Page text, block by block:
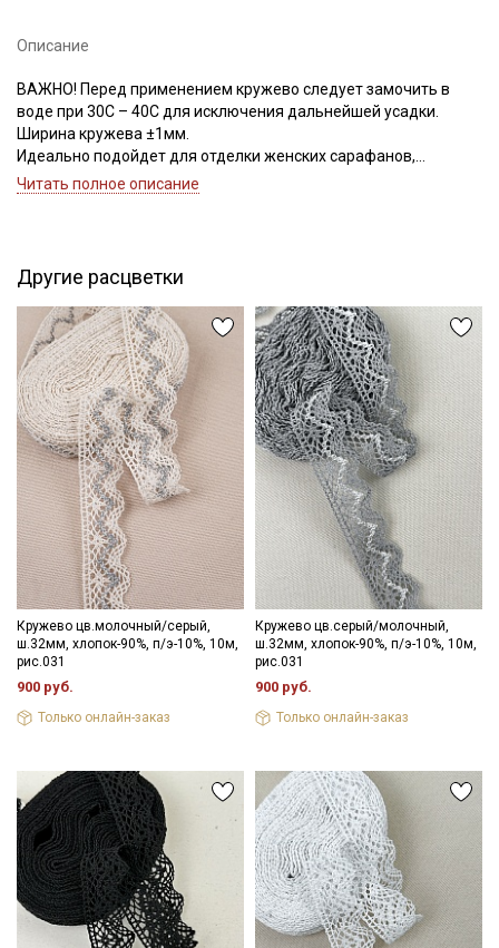
Описание
ВАЖНО! Перед применением кружево следует замочить в
воде при 30С – 40С для исключения дальнейшей усадки.
Ширина кружева ±1мм.
Идеально подойдет для отделки женских сарафанов,
платьев, юбок, рукавов.
Цветопередача может отличаться от оригинального цвета в
зависимости от настроек вашего монитора.
Читать полное описание
Другие расцветки
Кружево цв.молочный/серый,
ш.32мм, хлопок-90%, п/э-10%, 10м,
рис.031
900 руб.
Только онлайн-заказ
Кружево цв.серый/молочный,
ш.32мм, хлопок-90%, п/э-10%, 10м,
рис.031
900 руб.
Только онлайн-заказ